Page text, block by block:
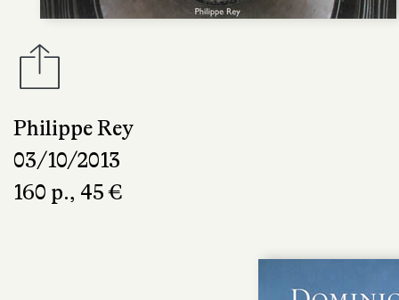
Philippe Rey
03/10/2013
160 p., 45 €